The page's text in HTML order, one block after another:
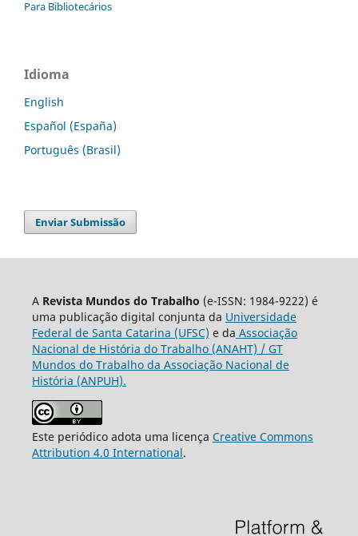
Para Bibliotecários
Idioma
English
Español (España)
Português (Brasil)
Enviar Submissão
A Revista Mundos do Trabalho (e-ISSN: 1984-9222) é
uma publicação digital conjunta da Universidade
Federal de Santa Catarina (UFSC) e da Associação
Nacional de História do Trabalho (ANAHT) / GT
Mundos do Trabalho da Associação Nacional de
História (ANPUH).
Este periódico adota uma licença Creative Commons
Attribution 4.0 International.